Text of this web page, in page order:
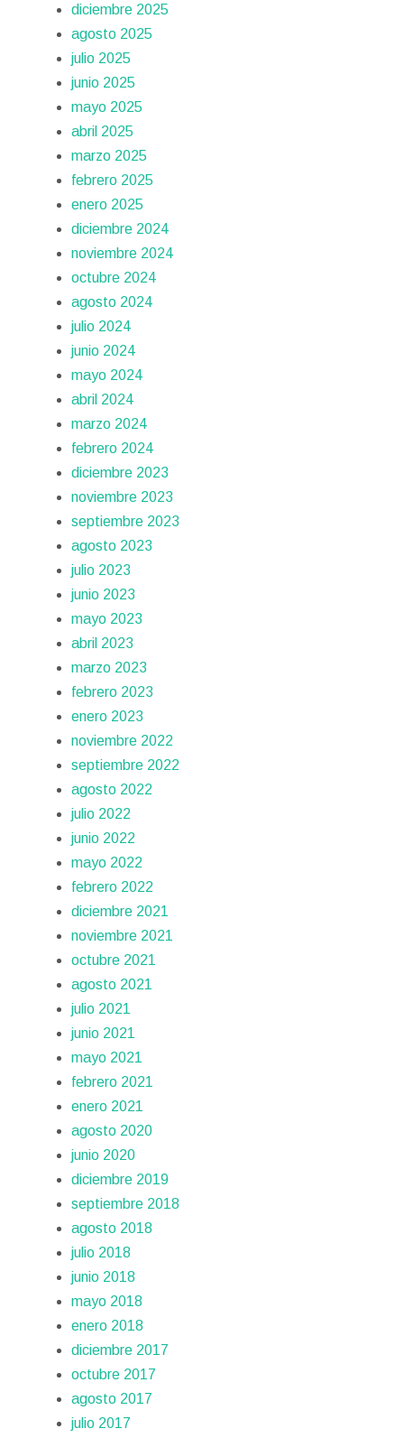
diciembre 2025
agosto 2025
julio 2025
junio 2025
mayo 2025
abril 2025
marzo 2025
febrero 2025
enero 2025
diciembre 2024
noviembre 2024
octubre 2024
agosto 2024
julio 2024
junio 2024
mayo 2024
abril 2024
marzo 2024
febrero 2024
diciembre 2023
noviembre 2023
septiembre 2023
agosto 2023
julio 2023
junio 2023
mayo 2023
abril 2023
marzo 2023
febrero 2023
enero 2023
noviembre 2022
septiembre 2022
agosto 2022
julio 2022
junio 2022
mayo 2022
febrero 2022
diciembre 2021
noviembre 2021
octubre 2021
agosto 2021
julio 2021
junio 2021
mayo 2021
febrero 2021
enero 2021
agosto 2020
junio 2020
diciembre 2019
septiembre 2018
agosto 2018
julio 2018
junio 2018
mayo 2018
enero 2018
diciembre 2017
octubre 2017
agosto 2017
julio 2017